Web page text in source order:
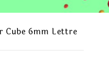
Cube 6mm Lettre